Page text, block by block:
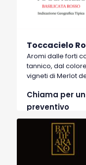
Toccacielo
Aromi dalle forti
tannico, dal
vigneti di Merlot
corpo e buon
si accompagna
origine ma
Chiama per un
preventivo